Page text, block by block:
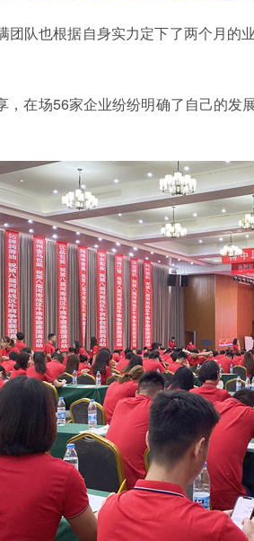
团队也根据自身实力定下了两个月的
，在场56家企业纷纷明确了自己的发